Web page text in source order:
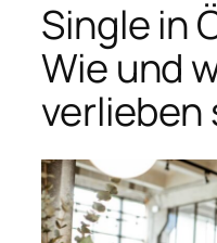
Single in
Wie und
verlieben